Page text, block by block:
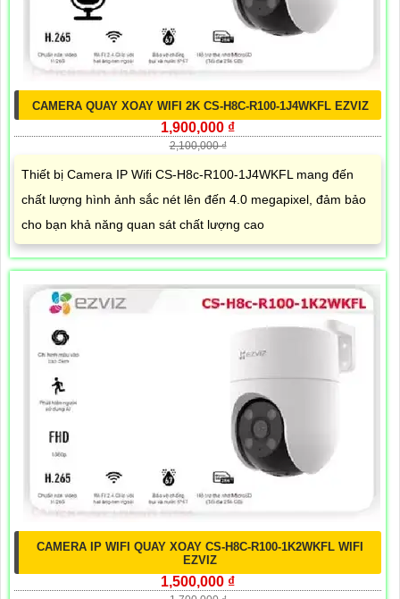
CAMERA QUAY XOAY WIFI 2K CS-H8C-R100-1J4WKFL EZVIZ
1,900,000 ₫
2,100,000 ₫
Thiết bị Camera IP Wifi CS-H8c-R100-1J4WKFL mang đến
chất lượng hình ảnh sắc nét lên đến 4.0 megapixel, đảm bảo
cho bạn khả năng quan sát chất lượng cao
CAMERA IP WIFI QUAY XOAY CS-H8C-R100-1K2WKFL WIFI
EZVIZ
1,500,000 ₫